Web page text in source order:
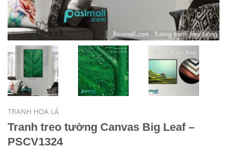
TRANH HOA LÁ
Tranh treo tường Canvas Big Leaf –
PSCV1324